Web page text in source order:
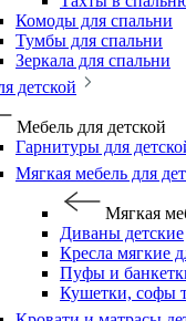
Комоды для спальни
Тумбы для спальни
Зеркала для спальни
детской
Мебель для детской
Гарнитуры для
Мягкая мебель для
Мягкая
Диваны детские
Кресла мягкие
Пуфы и
Кушетки, софы